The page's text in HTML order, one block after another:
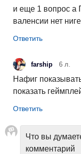
и еще 1 вопрос
валенсии нет
farship 6 л.
Нафиг
показать
Что вы
комментарий